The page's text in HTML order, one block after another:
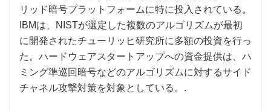
リッド暗号プラットフォームに特に投入されている。
IBMは、NISTが選定した複数のアルゴリズムが最初
に開発されたチューリッヒ研究所に多額の投資を行っ
た。ハードウェアスタートアップへの資金提供は、ハ
ミング準巡回暗号などのアルゴリズムに対するサイド
チャネル攻撃対策を対象としている。.